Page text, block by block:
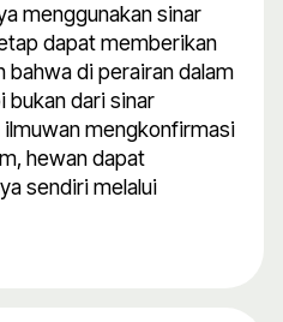
menggunakan sinar
dapat memberikan
bahwa di perairan dalam
bukan dari sinar
ilmuwan mengkonfirmasi
hewan dapat
sendiri melalui